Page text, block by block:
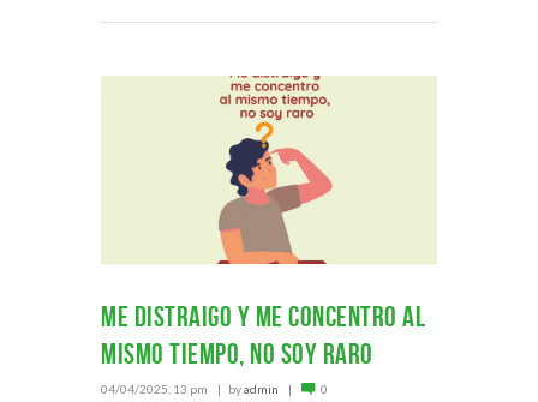
Me distraigo y me concentro al
mismo tiempo, no soy raro
04/04/2025, 13 pm byadmin 0